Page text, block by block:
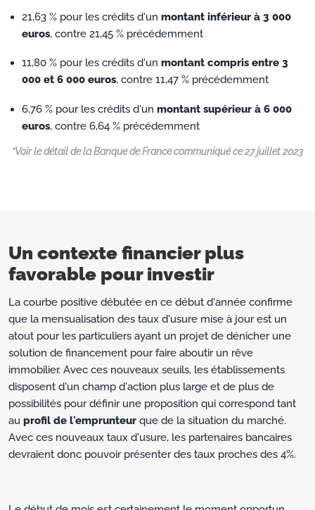
21,63 % pour les crédits d'unmontant inférieur à 3 000
euros, contre 21,45 % précédemment
11,80 % pour les crédits d'unmontant compris entre 3
000 et 6 000 euros, contre 11,47 % précédemment
6,76 % pour les crédits d'unmontant supérieur à 6 000
euros, contre 6,64 % précédemment
*Voir le détail de la Banque de France communiqué ce 27 juillet 2023
Un contexte financier plus
favorable pour investir
La courbe positive débutée en ce début d'année confirme
que la mensualisation des taux d'usure mise à jour est un
atout pour les particuliers ayant un projet de dénicher une
solution de financement pour faire aboutir un rêve
immobilier. Avec ces nouveaux seuils, les établissements
disposent d'un champ d'action plus large et de plus de
possibilités pour définir une proposition qui correspond tant
au profil de l'emprunteur que de la situation du marché.
Avec ces nouveaux taux d'usure, les partenaires bancaires
devraient donc pouvoir présenter des taux proches des 4%.